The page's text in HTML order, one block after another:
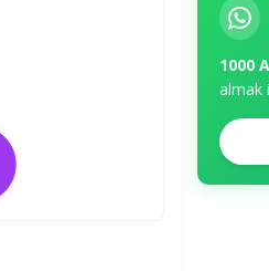
1000
almak